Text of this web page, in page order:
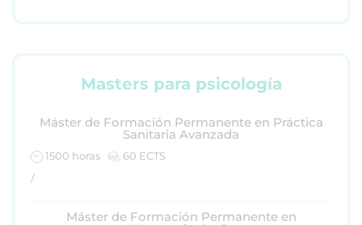
Masters para psicología
Máster de Formación Permanente en Práctica
Sanitaria Avanzada
1500 horas
60 ECTS
/
Máster de Formación Permanente en